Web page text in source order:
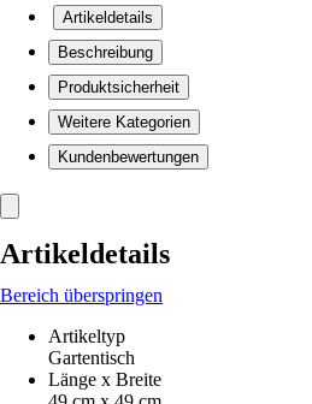
Artikeldetails
Beschreibung
Produktsicherheit
Weitere Kategorien
Kundenbewertungen
Artikeldetails
Bereich überspringen
Artikeltyp
Gartentisch
Länge x Breite